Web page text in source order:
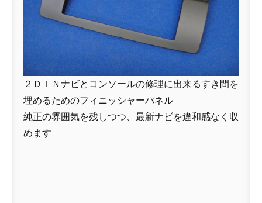
２ＤＩＮナビとコンソールの修理に出来るすき間を
埋めるためのフィニッシャーパネル
純正の雰囲気を残しつつ、最新ナビを違和感なく収
めます